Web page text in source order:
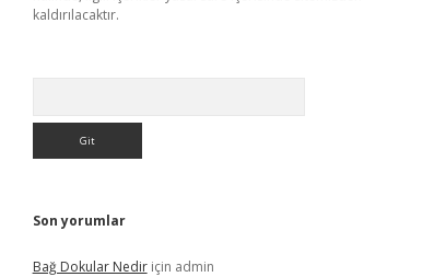
kaldırılacaktır.
Son yorumlar
Bağ Dokular Nediriçin admin